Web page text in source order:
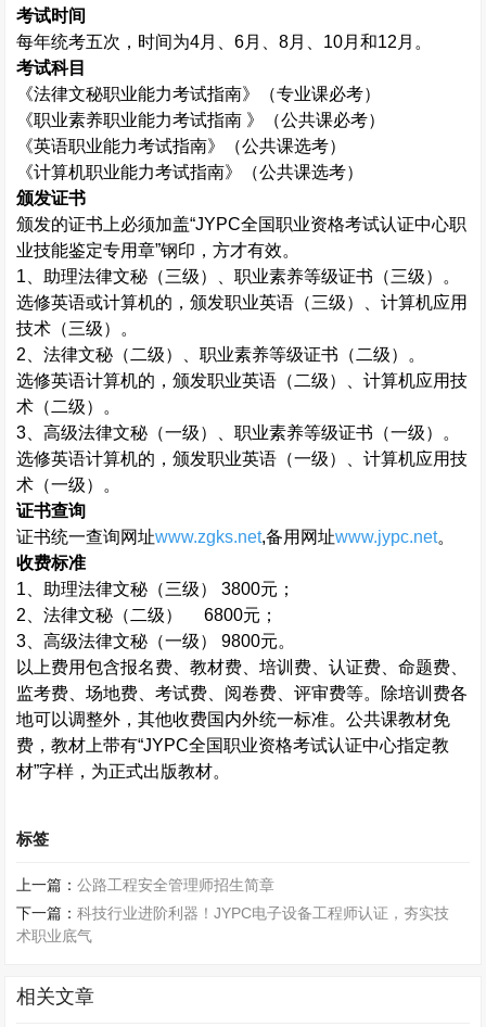
考试时间
每年统考五次，时间为4月、6月、8月、 10月和12 月。
考试科目
《法律文秘职业能力考试指南》（专业课必考）
《职业素养职业能力考试指南 》（公共课必考）
《英语职业能力考试指南》（公共课选考）
《计算机职业能力考试指南》（公共课选考）
颁发证书
颁发的证书上必须加盖“JYPC全国职业资格考试认证中心职
业技能鉴定专用章”钢印，方才有效。
1 、助理法律文秘（三级）、职业素养等级证书（三级）。
选修英语或计算机的，颁发职业英语（三级）、计算机应用
技术（三级）。
2 、法律文秘（二级）、职业素养等级证书（二级）。
选修英语计算机的，颁发职业英语（二级）、计算机应用技
术（二级）。
3 、高级法律文秘（一级）、职业素养等级证书（一级）。
选修英语计算机的，颁发职业英语（一级）、计算机应用技
术（一级）。
证书查询
证书统一查询网址www.zgks.net,备用网址www.jypc.net。
收费标准
1 、助理法律文秘（三级） 3800元；
2 、法律文秘（二级） 6800元；
3 、高级法律文秘（一级） 9800元。
以上费用包含报名费、教材费、培训费、认证费、命题费、
监考费、场地费、考试费、阅卷费、评审费等。除培训费各
地可以调整外，其他收费国内外统一标准。公共课教材免
费，教材上带有“JYPC全国职业资格考试认证中心指定教
材”字样，为正式出版教材。
标签
上一篇：公路工程安全管理师招生简章
下一篇：科技行业进阶利器！JYPC电子设备工程师认证，夯实技
术职业底气
相关文章